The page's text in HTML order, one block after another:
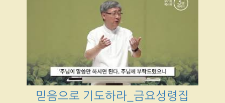
믿음으로 기도하라_금요성령집